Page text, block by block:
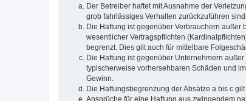
Der Betreiber haftet mit Ausnahme der
grob fahrlässiges Verhalten zurückzuführen
Die Haftung ist gegenüber Verbrauchern außer
wesentlicher Vertragspflichten
begrenzt. Dies gilt auch für mittelbare
Die Haftung ist gegenüber Unternehmern
typischerweise vorhersehbaren Schäden und
Gewinn.
Die Haftungsbegrenzung der Absätze a bis c
Ansprüche für eine Haftung aus zwingendem